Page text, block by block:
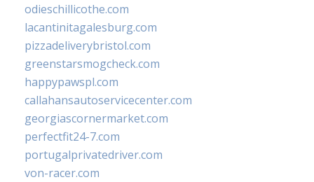
odieschillicothe.com
lacantinitagalesburg.com
pizzadeliverybristol.com
greenstarsmogcheck.com
happypawspl.com
callahansautoservicecenter.com
georgiascornermarket.com
perfectfit24-7.com
portugalprivatedriver.com
von-racer.com